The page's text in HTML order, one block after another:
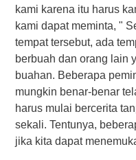
kami karena itu harus
kami dapat meminta, "
tempat tersebut, ada
berbuah dan orang lain
buahan. Beberapa
mungkin benar-benar
harus mulai bercerita
sekali. Tentunya,
jika kita dapat